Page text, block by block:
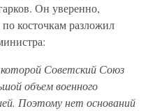
Он уверенно,
косточкам разложил
Советский Союз
объем военного
Поэтому нет оснований